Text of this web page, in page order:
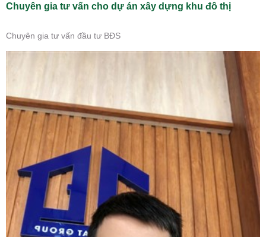
Chuyên gia tư vấn cho dự án xây dựng khu đô thị
Chuyên gia tư vấn đầu tư BĐS